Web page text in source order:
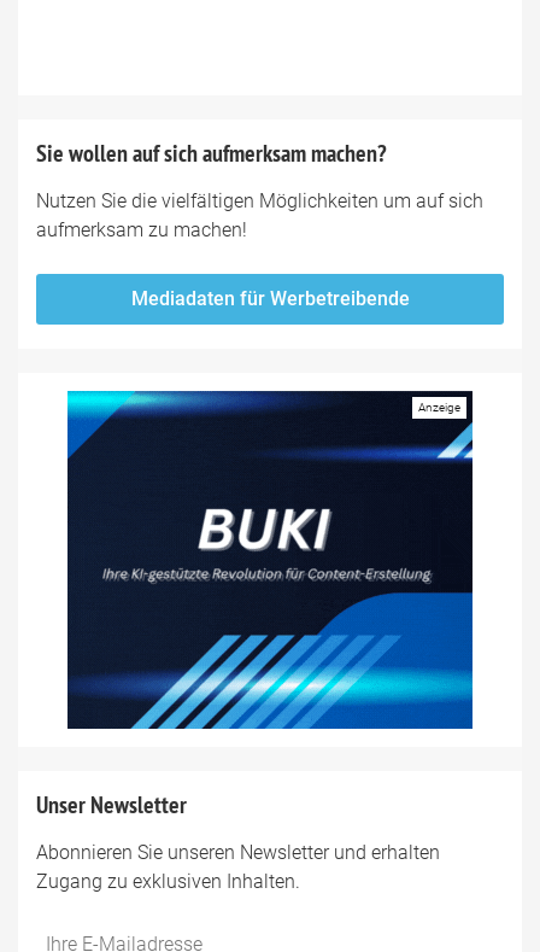
Sie wollen auf sich aufmerksam machen?
Nutzen Sie die vielfältigen Möglichkeiten um auf sich
aufmerksam zu machen!
Mediadaten für Werbetreibende
Unser Newsletter
Abonnieren Sie unseren Newsletter und erhalten
Zugang zu exklusiven Inhalten.
Do
*Ihre